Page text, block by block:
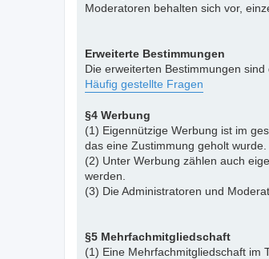
Moderatoren behalten sich vor,
Erweiterte Bestimmungen
Die erweiterten Bestimmungen
Häufig gestellte Fragen
§4 Werbung
(1) Eigennützige Werbung ist im
das eine Zustimmung geholt wurde.
(2) Unter Werbung zählen auch
werden.
(3) Die Administratoren und
§5 Mehrfachmitgliedschaft
(1) Eine Mehrfachmitgliedschaft im